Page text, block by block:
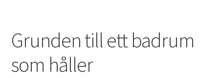
Grunden till ett badrum som håller
Renovera köket 2020
Grunden till ett badrum
som håller